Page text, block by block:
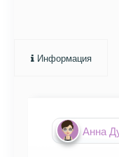
Информация
Анна